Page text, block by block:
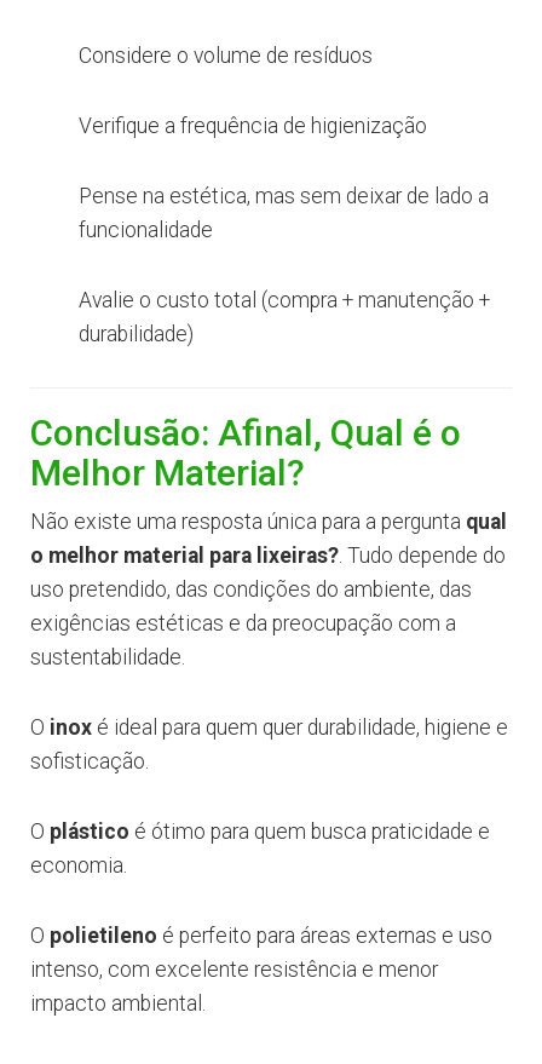
Considere o volume de resíduos
Verifique a frequência de higienização
Pense na estética, mas sem deixar de lado a
funcionalidade
Avalie o custo total (compra + manutenção +
durabilidade)
Conclusão: Afinal, Qual é o
Melhor Material?
Não existe uma resposta única para a pergunta qual
o melhor material para lixeiras?. Tudo depende do
uso pretendido, das condições do ambiente, das
exigências estéticas e da preocupação com a
sustentabilidade.
O inox é ideal para quem quer durabilidade, higiene e
sofisticação.
O plástico é ótimo para quem busca praticidade e
economia.
O polietileno é perfeito para áreas externas e uso
intenso, com excelente resistência e menor
impacto ambiental.